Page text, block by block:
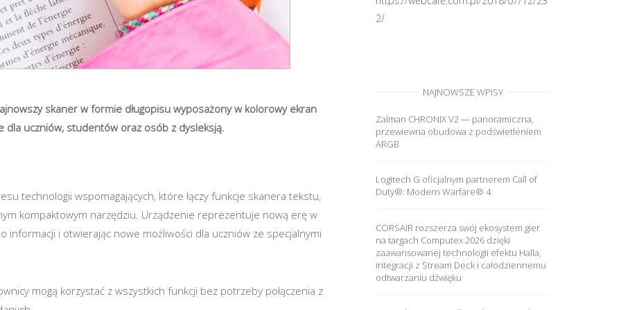
skaner w formie długopisu wyposażony w kolorowy ekran
uczniów, studentów oraz osób z dysleksją.
technologii wspomagających, które łączy funkcje skanera tekstu,
kompaktowym narzędziu. Urządzenie reprezentuje nową erę w
informacji i otwierając nowe możliwości dla uczniów ze specjalnymi
mogą korzystać z wszystkich funkcji bez potrzeby połączenia z
2/
NAJNOWSZE WPISY
Zalman CHRONIX V2 — panoramiczna,
przewiewna obudowa z podświetleniem
ARGB
Logitech G oficjalnym partnerem Call of
Duty®: Modern Warfare® 4
CORSAIR rozszerza swój ekosystem gier
na targach Computex 2026 dzięki
zaawansowanej technologii efektu Halla,
integracji z Stream Deck i całodziennemu
odtwarzaniu dźwięku